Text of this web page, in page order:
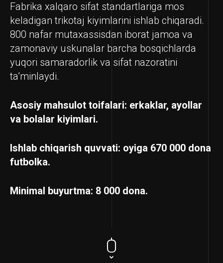
Fabrika xalqaro sifat standartlariga mos
keladigan trikotaj kiyimlarini ishlab chiqaradi.
800 nafar mutaxassisdan iborat jamoa va
zamonaviy uskunalar barcha bosqichlarda
yuqori samaradorlik va sifat nazoratini
ta’minlaydi.
Asosiy mahsulot toifalari: erkaklar, ayollar
va bolalar kiyimlari.
Ishlab chiqarish quvvati: oyiga 670 000 dona
futbolka.
Minimal buyurtma: 8 000 dona.